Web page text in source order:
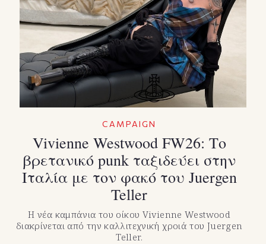
TikTok
X(Twitter)
CAMPAIGN
Vivienne Westwood FW26: Το
βρετανικό punk ταξιδεύει στην
Ιταλία με τον φακό του Juergen
Teller
Η νέα καμπάνια του οίκου Vivienne Westwood
διακρίνεται από την καλλιτεχνική χροιά του Juergen
Teller.